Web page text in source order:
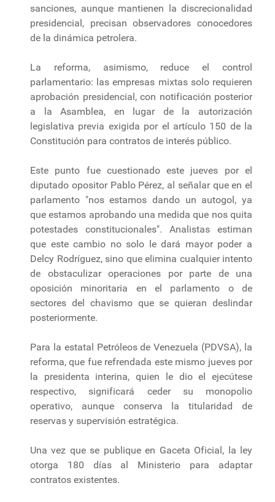
sanciones, aunque mantienen la discrecionalidad
presidencial, precisan observadores conocedores
de la dinámica petrolera.
La reforma, asimismo, reduce el control
parlamentario: las empresas mixtas solo requieren
aprobación presidencial, con notificación posterior
a la Asamblea, en lugar de la autorización
legislativa previa exigida por el artículo 150 de la
Constitución para contratos de interés público.
Este punto fue cuestionado este jueves por el
diputado opositor Pablo Pérez, al señalar que en el
parlamento "nos estamos dando un autogol, ya
que estamos aprobando una medida que nos quita
potestades constitucionales". Analistas estiman
que este cambio no solo le dará mayor poder a
Delcy Rodríguez, sino que elimina cualquier intento
de obstaculizar operaciones por parte de una
oposición minoritaria en el parlamento o de
sectores del chavismo que se quieran deslindar
posteriormente.
Para la estatal Petróleos de Venezuela (PDVSA), la
reforma, que fue refrendada este mismo jueves por
la presidenta interina, quien le dio el ejecútese
respectivo, significará ceder su monopolio
operativo, aunque conserva la titularidad de
reservas y supervisión estratégica.
Una vez que se publique en Gaceta Oficial, la ley
otorga 180 días al Ministerio para adaptar
contratos existentes.